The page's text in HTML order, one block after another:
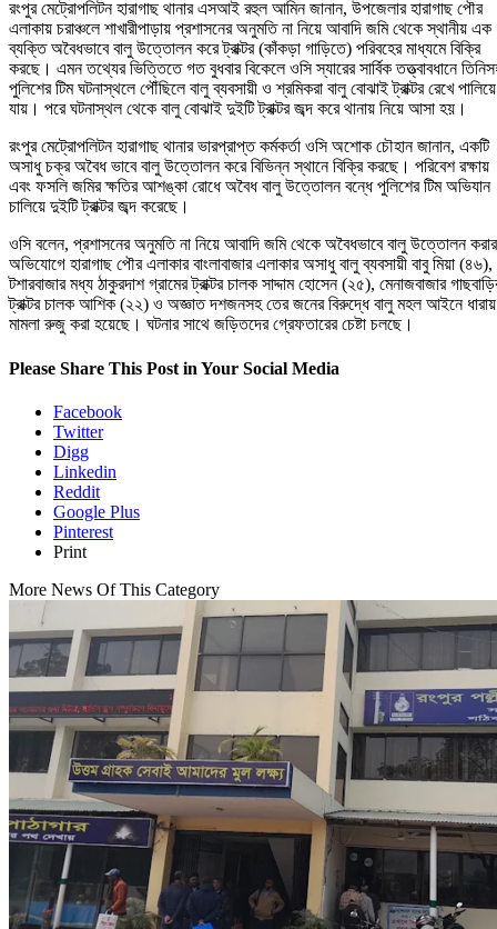
রংপুর মেট্রোপলিটন হারাগাছ থানার এসআই রহুল আমিন জানান, উপজেলার হারাগাছ পৌর
এলাকায় চরাঞ্চলে শাখারীপাড়ায় প্রশাসনের অনুমতি না নিয়ে আবাদি জমি থেকে স্থানীয় এক
ব্যক্তি অবৈধভাবে বালু উত্তোলন করে ট্রাক্টর (কাঁকড়া গাড়িতে) পরিবহের মাধ্যমে বিক্রি
করছে। এমন তথ্যের ভিত্তিতে গত বুধবার বিকেলে ওসি স্যারের সার্বিক তত্ত্বাবধানে
পুলিশের টিম ঘটনাস্থলে পৌঁছিলে বালু ব্যবসায়ী ও শ্রমিকরা বালু বোঝাই ট্রাক্টর রেখে পালিয়ে
যায়। পরে ঘটনাস্থল থেকে বালু বোঝাই দুইটি ট্রাক্টর জব্দ করে থানায় নিয়ে আসা হয়।
রংপুর মেট্রোপলিটন হারাগাছ থানার ভারপ্রাপ্ত কর্মকর্তা ওসি অশোক চৌহান জানান, একটি
অসাধু চক্র অবৈধ ভাবে বালু উত্তোলন করে বিভিন্ন স্থানে বিক্রি করছে। পরিবেশ রক্ষায়
এবং ফসলি জমির ক্ষতির আশঙ্কা রোধে অবৈধ বালু উত্তোলন বন্ধে পুলিশের টিম অভিযান
চালিয়ে দুইটি ট্রাক্টর জব্দ করেছে।
ওসি বলেন, প্রশাসনের অনুমতি না নিয়ে আবাদি জমি থেকে অবৈধভাবে বালু উত্তোলন করার
অভিযোগে হারাগাছ পৌর এলাকার বাংলাবাজার এলাকার অসাধু বালু ব্যবসায়ী বাবু মিয়া (৪৬),
টশারবাজার মধ্য ঠাকুরদাশ গ্রামের ট্রাক্টর চালক সাদ্দাম হোসেন (২৫), মেনাজবাজার
ট্রাক্টর চালক আশিক (২২) ও অজ্ঞাত দশজনসহ তের জনের বিরুদ্ধে বালু মহল আইনে ধারায়
মামলা রুজু করা হয়েছে। ঘটনার সাথে জড়িতদের গ্রেফতারের চেষ্টা চলছে।
Please Share This Post in Your Social Media
Facebook
Twitter
Digg
Linkedin
Reddit
Google Plus
Pinterest
Print
More News Of This Category